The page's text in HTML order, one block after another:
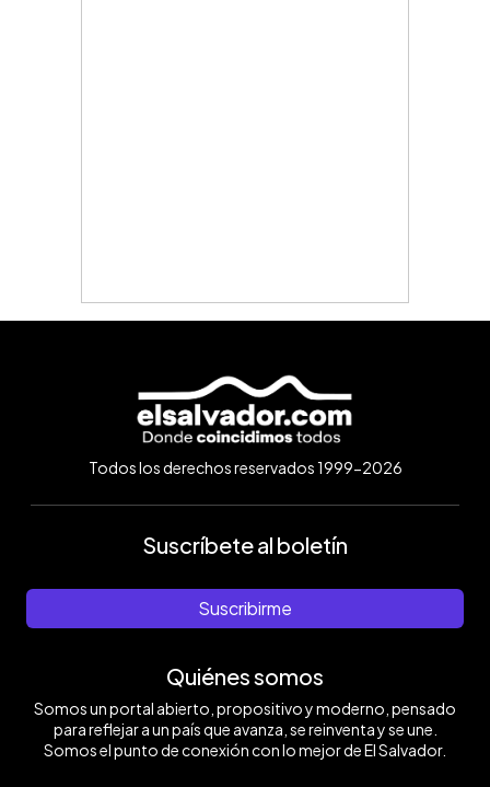
Todos los derechos reservados 1999-2026
Suscríbete al boletín
Suscribirme
Quiénes somos
Somos un portal abierto, propositivo y moderno, pensado
para reflejar a un país que avanza, se reinventa y se une.
Somos el punto de conexión con lo mejor de El Salvador.